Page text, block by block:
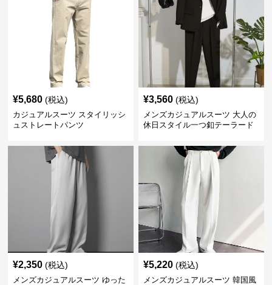
¥5,680 (税込)
カジュアルスーツ スタイリッシ
ュストレートパンツ
¥3,560 (税込)
メンズカジュアルスーツ 大人の
休日スタイル一つ釦テーラード
¥2,350 (税込)
メンズカジュアルスーツ ゆった
¥5,220 (税込)
メンズカジュアルスーツ 韓国風